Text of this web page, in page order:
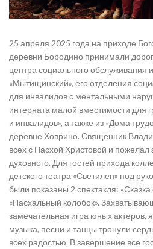
25 апреля 2025 года на приходе
деревни Бородино принимали
центра социального обслуживания
«Мытищинский», его отделения
для инвалидов с ментальными
интерната малой вместимости для
и инвалидов», а также из «Дома
деревне Ховрино. Священник
всех с Пасхой Христовой и пожелал
духовного. Для гостей прихода
детского театра «Светилен» под
были показаны 2 спектакля:
«Пасхальный колобок».
замечательная игра юных актеров,
музыка, песни и танцы тронули
всех радостью. В завершение все